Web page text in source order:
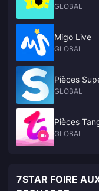
GLOBAL
Migo Live
GLOBAL
Pièces
GLOBAL
Pièces
GLOBAL
7STAR FOIRE